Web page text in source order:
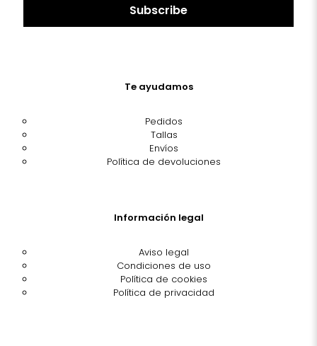
Te ayudamos
Pedidos
Tallas
Envíos
Política de devoluciones
Información legal
Aviso legal
Condiciones de uso
Política de cookies
Política de privacidad